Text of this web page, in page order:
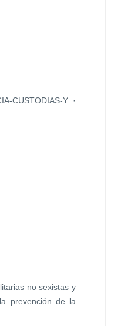
CUSTODIAS-Y ·
no sexistas y
prevención de la